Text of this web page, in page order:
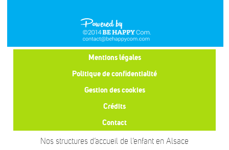
Mentions légales
Politique de confidentialité
Gestion des cookies
Crédits
Contact
Nos structures d’accueil de l’enfant en Alsace